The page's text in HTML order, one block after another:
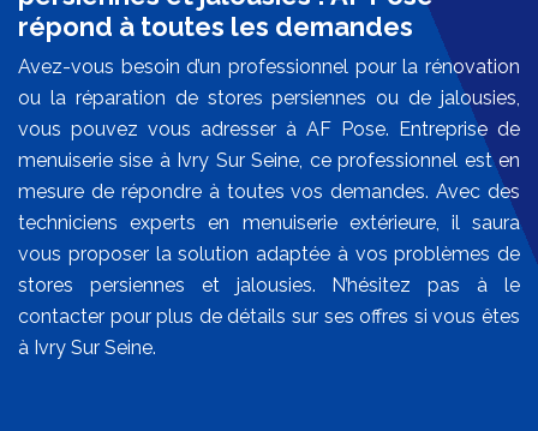
répond à toutes les demandes
Avez-vous besoin d’un professionnel pour la rénovation
ou la réparation de stores persiennes ou de jalousies,
vous pouvez vous adresser à AF Pose. Entreprise de
menuiserie sise à Ivry Sur Seine, ce professionnel est en
mesure de répondre à toutes vos demandes. Avec des
techniciens experts en menuiserie extérieure, il saura
vous proposer la solution adaptée à vos problèmes de
stores persiennes et jalousies. N’hésitez pas à le
contacter pour plus de détails sur ses offres si vous êtes
à Ivry Sur Seine.